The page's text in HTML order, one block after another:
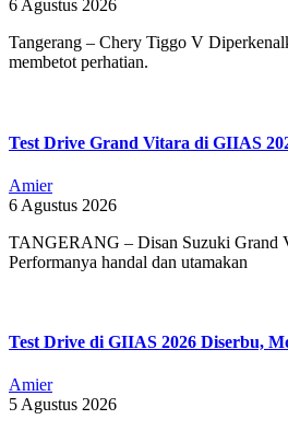
6 Agustus 2026
Tangerang – Chery Tiggo V
membetot perhatian.
Test Drive Grand Vitara di GIIAS
Amier
6 Agustus 2026
TANGERANG – Disan Suzuki Grand
Performanya handal dan utamakan
Test Drive di GIIAS 2026 Diserbu,
Amier
5 Agustus 2026